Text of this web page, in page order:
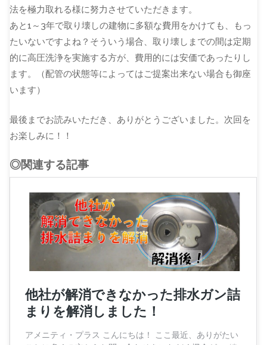
法を極力取れる様に努力させていただきます。
あと1～3年で取り壊しの建物に多額な費用をかけても、もっ
たいないですよね？そういう場合、取り壊しまでの間は定期
的に高圧洗浄を実施する方が、費用的には安価であったりし
ます。（配管の状態等によってはご提案出来ない場合も御座
います）
最後までお読みいただき、ありがとうございました。次回を
お楽しみに！！
◎関連する記事